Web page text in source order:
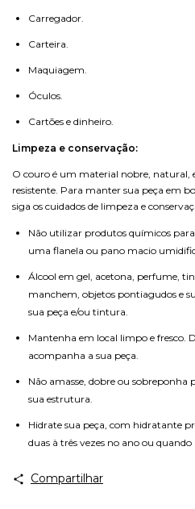
Carregador.
Carteira.
Maquiagem.
Óculos.
Cartões e dinheiro.
Limpeza e conservação:
O couro é um material nobre, natural,
resistente. Para manter sua peça em
siga os cuidados de limpeza e
Não utilizar produtos químicos
uma flanela ou pano macio
Álcool em gel, acetona, perfume,
manchem, objetos pontiagudos e
sua peça e/ou tintura.
Mantenha em local limpo e fresco.
acompanha a sua peça.
Não amasse, dobre ou sobreponha
sua estrutura.
Hidrate sua peça, com hidratante
duas à três vezes no ano ou quando
Compartilhar